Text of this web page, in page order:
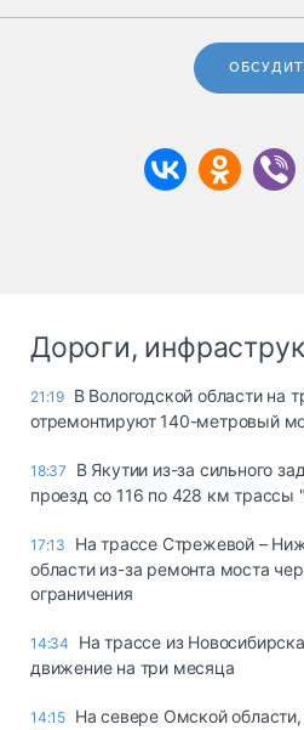
Дороги,
21:19 В Вологодской области на
отремонтируют 140-метровый
18:37
В Якутии из-за сильного
проезд со 116 по 428 км трассы
17:13
На трассе Стрежевой –
области из-за ремонта моста
ограничения
14:34
На трассе из
движение на три месяца
14:15 На севере Омской